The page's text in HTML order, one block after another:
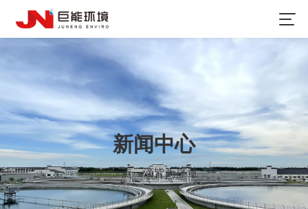
新闻中心
一点一滴皆为序章